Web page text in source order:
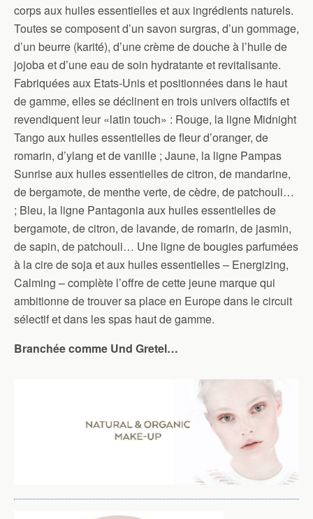
corps aux huiles essentielles et aux ingrédients naturels.
Toutes se composent d’un savon surgras, d’un gommage,
d’un beurre (karité), d’une crème de douche à l’huile de
jojoba et d’une eau de soin hydratante et revitalisante.
Fabriquées aux Etats-Unis et positionnées dans le haut
de gamme, elles se déclinent en trois univers olfactifs et
revendiquent leur «latin touch» : Rouge, la ligne Midnight
Tango aux huiles essentielles de fleur d’oranger, de
romarin, d’ylang et de vanille ; Jaune, la ligne Pampas
Sunrise aux huiles essentielles de citron, de mandarine,
de bergamote, de menthe verte, de cèdre, de patchouli…
; Bleu, la ligne Pantagonia aux huiles essentielles de
bergamote, de citron, de lavande, de romarin, de jasmin,
de sapin, de patchouli… Une ligne de bougies parfumées
à la cire de soja et aux huiles essentielles – Energizing,
Calming – complète l’offre de cette jeune marque qui
ambitionne de trouver sa place en Europe dans le circuit
sélectif et dans les spas haut de gamme.
Branchée comme Und Gretel…